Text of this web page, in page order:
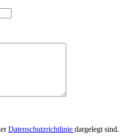
Datenschutzrichtlinie dargelegt sind.